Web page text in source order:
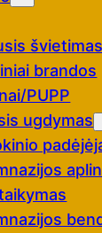
švietimas
brandos
PUPP
ugdymas